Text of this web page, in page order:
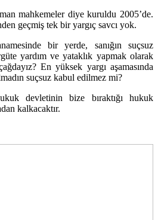
mahkemeler diye kuruldu 2005’de.
geçmiş tek bir yargıç savcı yok.
bir yerde, sanığın suçsuz
yardım ve yataklık yapmak olarak
En yüksek yargı aşamasında
suçsuz kabul edilmez mi?
devletinin bize bıraktığı hukuk
kalkacaktır.